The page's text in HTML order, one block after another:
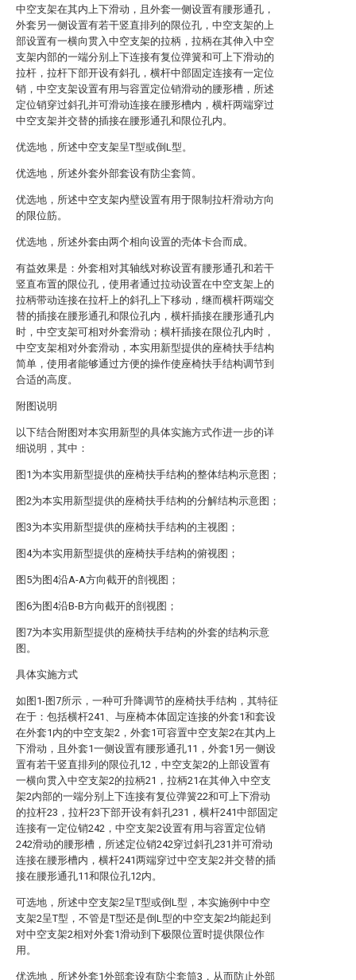
中空支架在其内上下滑动，且外套一侧设置有腰形通孔，
外套另一侧设置有若干竖直排列的限位孔，中空支架的上
部设置有一横向贯入中空支架的拉柄，拉柄在其伸入中空
支架内部的一端分别上下连接有复位弹簧和可上下滑动的
拉杆，拉杆下部开设有斜孔，横杆中部固定连接有一定位
销，中空支架设置有用与容置定位销滑动的腰形槽，所述
定位销穿过斜孔并可滑动连接在腰形槽内，横杆两端穿过
中空支架并交替的插接在腰形通孔和限位孔内。
优选地，所述中空支架呈T型或倒L型。
优选地，所述外套外部套设有防尘套筒。
优选地，所述中空支架内壁设置有用于限制拉杆滑动方向
的限位筋。
优选地，所述外套由两个相向设置的壳体卡合而成。
有益效果是：外套相对其轴线对称设置有腰形通孔和若干
竖直布置的限位孔，使用者通过拉动设置在中空支架上的
拉柄带动连接在拉杆上的斜孔上下移动，继而横杆两端交
替的插接在腰形通孔和限位孔内，横杆插接在腰形通孔内
时，中空支架可相对外套滑动；横杆插接在限位孔内时，
中空支架相对外套滑动，本实用新型提供的座椅扶手结构
简单，使用者能够通过方便的操作使座椅扶手结构调节到
合适的高度。
附图说明
以下结合附图对本实用新型的具体实施方式作进一步的详
细说明，其中：
图1为本实用新型提供的座椅扶手结构的整体结构示意图；
图2为本实用新型提供的座椅扶手结构的分解结构示意图；
图3为本实用新型提供的座椅扶手结构的主视图；
图4为本实用新型提供的座椅扶手结构的俯视图；
图5为图4沿A-A方向截开的剖视图；
图6为图4沿B-B方向截开的剖视图；
图7为本实用新型提供的座椅扶手结构的外套的结构示意
图。
具体实施方式
如图1-图7所示，一种可升降调节的座椅扶手结构，其特征
在于：包括横杆241、与座椅本体固定连接的外套1和套设
在外套1内的中空支架2，外套1可容置中空支架2在其内上
下滑动，且外套1一侧设置有腰形通孔11，外套1另一侧设
置有若干竖直排列的限位孔12，中空支架2的上部设置有
一横向贯入中空支架2的拉柄21，拉柄21在其伸入中空支
架2内部的一端分别上下连接有复位弹簧22和可上下滑动
的拉杆23，拉杆23下部开设有斜孔231，横杆241中部固定
连接有一定位销242，中空支架2设置有用与容置定位销
242滑动的腰形槽，所述定位销242穿过斜孔231并可滑动
连接在腰形槽内，横杆241两端穿过中空支架2并交替的插
接在腰形通孔11和限位孔12内。
可选地，所述中空支架2呈T型或倒L型，本实施例中中空
支架2呈T型，不管是T型还是倒L型的中空支架2均能起到
对中空支架2相对外套1滑动到下极限位置时提供限位作
用。
优选地，所述外套1外部套设有防尘套筒3，从而防止外部